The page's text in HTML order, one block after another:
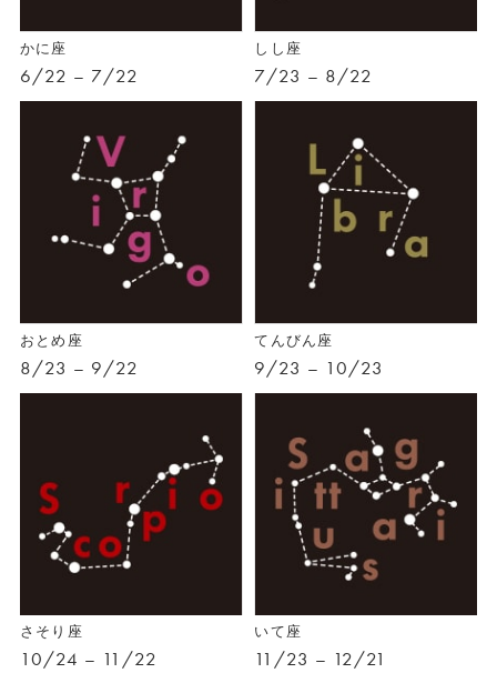
かに座
6/22 – 7/22
しし座
7/23 – 8/22
おとめ座
8/23 – 9/22
てんびん座
9/23 – 10/23
さそり座
10/24 – 11/22
いて座
11/23 – 12/21